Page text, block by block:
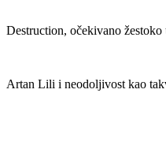
Destruction, očekivano žestoko
Artan Lili i neodoljivost kao